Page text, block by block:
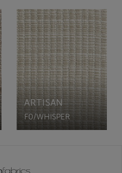
ARTISAN
F0/WHISPER